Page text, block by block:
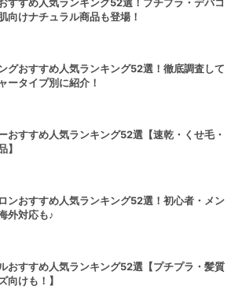
すすめ人気ランキング52選！プチプラ・デパコ
向けナチュラル商品も登場！
グおすすめ人気ランキング52選！徹底調査して
ータイプ別に紹介！
おすすめ人気ランキング52選【速乾・くせ毛・
】
ンおすすめ人気ランキング52選！初心者・メン
外対応も♪
おすすめ人気ランキング52選【プチプラ・髪質
向けも！】